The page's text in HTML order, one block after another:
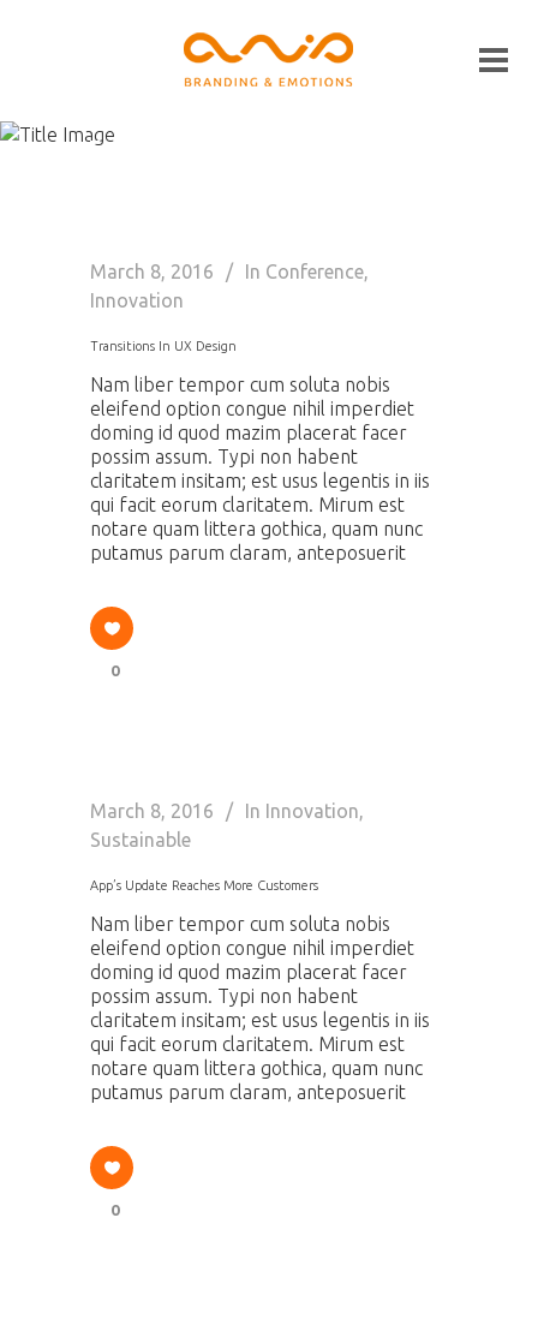
Funding Tag
March 8, 2016 In Conference,
Innovation
Transitions In UX Design
Nam liber tempor cum soluta nobis
eleifend option congue nihil imperdiet
doming id quod mazim placerat facer
possim assum. Typi non habent
claritatem insitam; est usus legentis in iis
qui facit eorum claritatem. Mirum est
notare quam littera gothica, quam nunc
putamus parum claram, anteposuerit
0
March 8, 2016 In Innovation,
Sustainable
App’s Update Reaches More Customers
Nam liber tempor cum soluta nobis
eleifend option congue nihil imperdiet
doming id quod mazim placerat facer
possim assum. Typi non habent
claritatem insitam; est usus legentis in iis
qui facit eorum claritatem. Mirum est
notare quam littera gothica, quam nunc
putamus parum claram, anteposuerit
0